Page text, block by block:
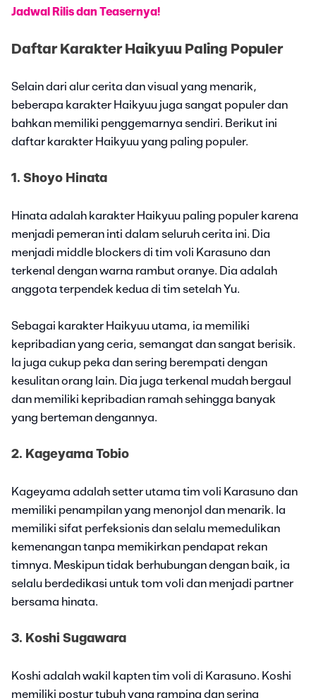
Jadwal Rilis dan Teasernya!
Daftar Karakter Haikyuu Paling Populer
Selain dari alur cerita dan visual yang menarik,
beberapa karakter Haikyuu juga sangat populer dan
bahkan memiliki penggemarnya sendiri. Berikut ini
daftar karakter Haikyuu yang paling populer.
1. Shoyo Hinata
Hinata adalah karakter Haikyuu paling populer karena
menjadi pemeran inti dalam seluruh cerita ini. Dia
menjadi middle blockers di tim voli Karasuno dan
terkenal dengan warna rambut oranye. Dia adalah
anggota terpendek kedua di tim setelah Yu.
Sebagai karakter Haikyuu utama, ia memiliki
kepribadian yang ceria, semangat dan sangat berisik.
Ia juga cukup peka dan sering berempati dengan
kesulitan orang lain. Dia juga terkenal mudah bergaul
dan memiliki kepribadian ramah sehingga banyak
yang berteman dengannya.
2. Kageyama Tobio
Kageyama adalah setter utama tim voli Karasuno dan
memiliki penampilan yang menonjol dan menarik. Ia
memiliki sifat perfeksionis dan selalu memedulikan
kemenangan tanpa memikirkan pendapat rekan
timnya. Meskipun tidak berhubungan dengan baik, ia
selalu berdedikasi untuk tom voli dan menjadi partner
bersama hinata.
3. Koshi Sugawara
Koshi adalah wakil kapten tim voli di Karasuno. Koshi
memiliki postur tubuh yang ramping dan sering